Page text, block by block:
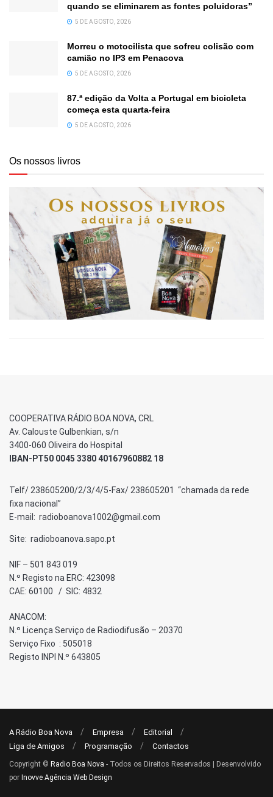
quando se eliminarem as fontes poluidoras”
5 DE AGOSTO, 2026
Morreu o motocilista que sofreu colisão com
camião no IP3 em Penacova
5 DE AGOSTO, 2026
87.ª edição da Volta a Portugal em bicicleta
começa esta quarta-feira
5 DE AGOSTO, 2026
Os nossos livros
COOPERATIVA RÁDIO BOA NOVA, CRL
Av. Calouste Gulbenkian, s/n
3400-060 Oliveira do Hospital
IBAN-PT50 0045 3380 40167960882 18
Telf/ 238605200/2/3/4/5-Fax/ 238605201 “chamada da rede
fixa nacional”
E-mail: radioboanova1002@gmail.com
Site: radioboanova.sapo.pt
NIF – 501 843 019
N.º Registo na ERC: 423098
CAE: 60100 / SIC: 4832
ANACOM:
N.º Licença Serviço de Radiodifusão – 20370
Serviço Fixo : 505018
Registo INPI N.º 643805
A Rádio Boa Nova Empresa
Editorial
Liga de Amigos
Programação Contactos
Copyright © Radio Boa Nova - Todos os Direitos Reservados | Desenvolvido
por Inovve Agência Web Design